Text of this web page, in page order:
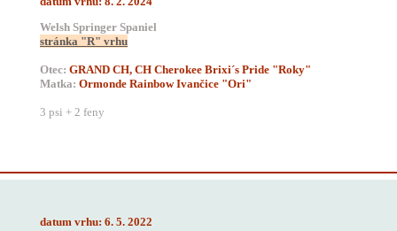
Welsh Springer Spaniel
stránka "R" vrhu
Otec: GRAND CH, CH Cherokee Brixi´s Pride "Roky"
Matka: Ormonde Rainbow Ivančice "Ori"
3 psi + 2 feny
datum vrhu: 6. 5. 2022